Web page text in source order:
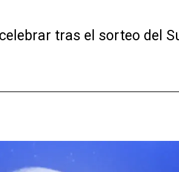
tras el sorteo del